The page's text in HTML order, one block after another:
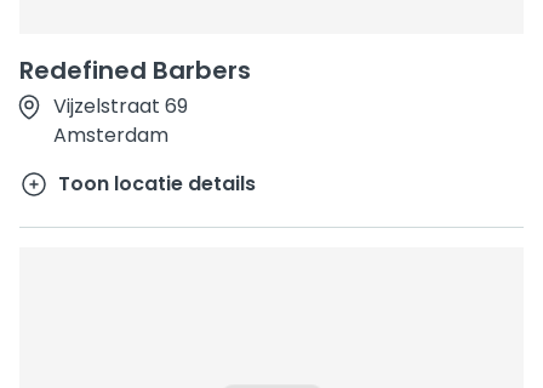
Redefined Barbers
Vijzelstraat 69
Amsterdam
Toon locatie details